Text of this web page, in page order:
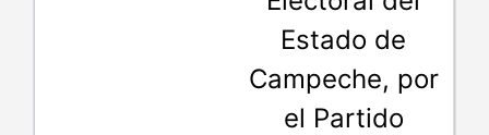
Estado de
Campeche, por
el Partido